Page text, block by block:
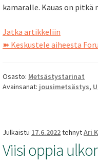
kamaralle. Kauas on pitkä
Jatka artikkeliin
paistaa
➽ Keskustele aiheesta
Osasto: Metsästystarinat
Avainsanat: jousimetsästys,
Julkaistu 17.6.2022tehnytAri
Viisi oppia